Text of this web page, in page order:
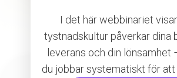
I det här webbinariet
tystnadskultur påverkar dina
leverans och din lönsamhet
du jobbar systematiskt för att